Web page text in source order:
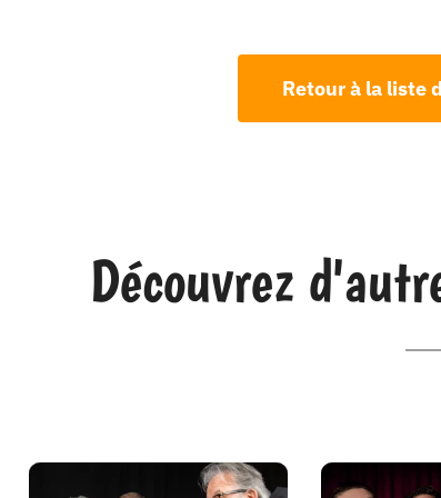
Retour à la liste
Découvrez